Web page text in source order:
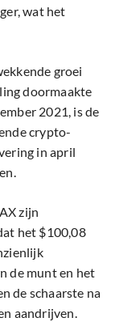
wat het
groei
doormaakte
2021, is de
crypto-
in april
zijn
het $100,08
de munt en het
de schaarste na
aandrijven.